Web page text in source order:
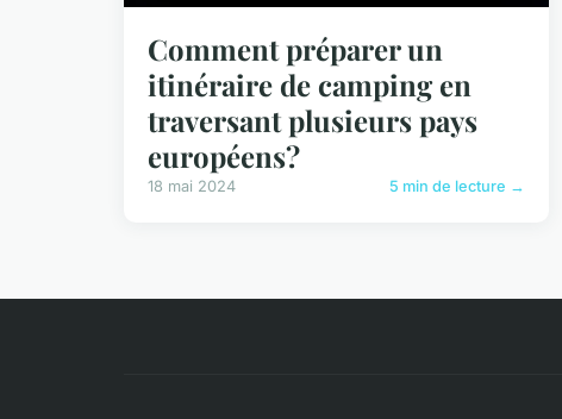
Comment préparer un
itinéraire de camping en
traversant plusieurs pays
européens?
18 mai 2024 5 min de lecture →